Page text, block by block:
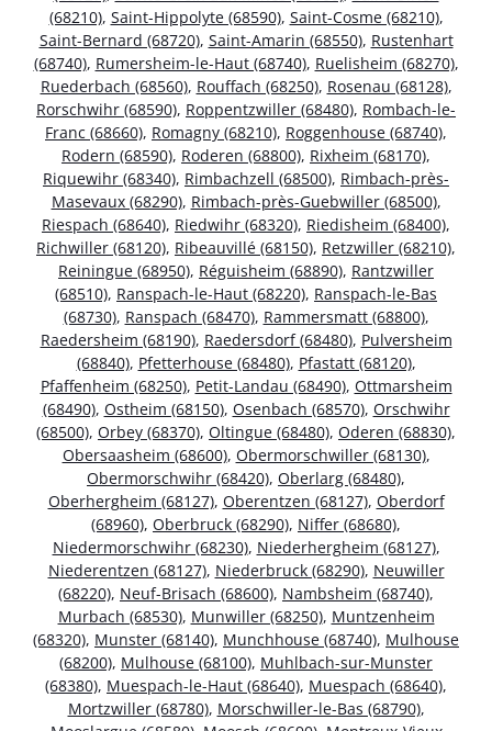
(68210), Saint-Hippolyte (68590), Saint-Cosme (68210),
Saint-Bernard (68720), Saint-Amarin (68550), Rustenhart
(68740), Rumersheim-le-Haut (68740), Ruelisheim (68270),
Ruederbach (68560), Rouffach (68250), Rosenau (68128),
Rorschwihr (68590), Roppentzwiller (68480), Rombach-le-
Franc (68660), Romagny (68210), Roggenhouse (68740),
Rodern (68590), Roderen (68800), Rixheim (68170),
Riquewihr (68340), Rimbachzell (68500), Rimbach-près-
Masevaux (68290), Rimbach-près-Guebwiller (68500),
Riespach (68640), Riedwihr (68320), Riedisheim (68400),
Richwiller (68120), Ribeauvillé (68150), Retzwiller (68210),
Reiningue (68950), Réguisheim (68890), Rantzwiller
(68510), Ranspach-le-Haut (68220), Ranspach-le-Bas
(68730), Ranspach (68470), Rammersmatt (68800),
Raedersheim (68190), Raedersdorf (68480), Pulversheim
(68840), Pfetterhouse (68480), Pfastatt (68120),
Pfaffenheim (68250), Petit-Landau (68490), Ottmarsheim
(68490), Ostheim (68150), Osenbach (68570), Orschwihr
(68500), Orbey (68370), Oltingue (68480), Oderen (68830),
Obersaasheim (68600), Obermorschwiller (68130),
Obermorschwihr (68420), Oberlarg (68480),
Oberhergheim (68127), Oberentzen (68127), Oberdorf
(68960), Oberbruck (68290), Niffer (68680),
Niedermorschwihr (68230), Niederhergheim (68127),
Niederentzen (68127), Niederbruck (68290), Neuwiller
(68220), Neuf-Brisach (68600), Nambsheim (68740),
Murbach (68530), Munwiller (68250), Muntzenheim
(68320), Munster (68140), Munchhouse (68740), Mulhouse
(68200), Mulhouse (68100), Muhlbach-sur-Munster
(68380), Muespach-le-Haut (68640), Muespach (68640),
Mortzwiller (68780), Morschwiller-le-Bas (68790),